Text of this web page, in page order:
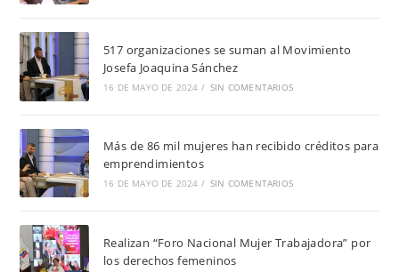
517 organizaciones se suman al Movimiento
Josefa Joaquina Sánchez
16 DE MAYO DE 2024 / SIN COMENTARIOS
Más de 86 mil mujeres han recibido créditos para
emprendimientos
16 DE MAYO DE 2024 / SIN COMENTARIOS
Realizan “Foro Nacional Mujer Trabajadora” por
los derechos femeninos